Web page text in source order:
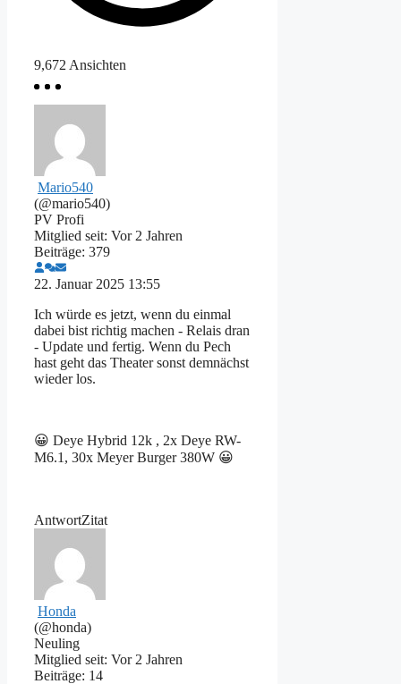
9,672 Ansichten
Mario540
(@mario540)
PV Profi
Mitglied seit: Vor 2 Jahren
Beiträge: 379
22. Januar 2025 13:55
Ich würde es jetzt, wenn du einmal
dabei bist richtig machen - Relais dran
- Update und fertig. Wenn du Pech
hast geht das Theater sonst demnächst
wieder los.
😀 Deye Hybrid 12k , 2x Deye RW-
M6.1, 30x Meyer Burger 380W 😀
AntwortZitat
Honda
(@honda)
Neuling
Mitglied seit: Vor 2 Jahren
Beiträge: 14